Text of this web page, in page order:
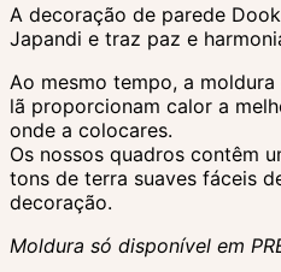
A decoração de parede
Japandi e traz paz e
Ao mesmo tempo, a
lã proporcionam calor a
onde a colocares.
Os nossos quadros contêm
tons de terra suaves fáceis
decoração.
Moldura só disponível em